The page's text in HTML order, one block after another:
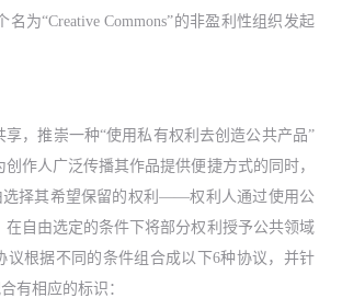
名为“Creative Commons”的非盈利性组织发起
享，推崇一种“使用私有权利去创造公共产品”
创作人广泛传播其作品提供便捷方式的同时，
选择其希望保留的权利——权利人通过使用公
在自由选定的条件下将部分权利授予公共领域
议根据不同的条件组合成以下6种协议，并针
有相应的标识：